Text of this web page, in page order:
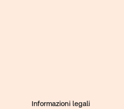
Informazioni legali